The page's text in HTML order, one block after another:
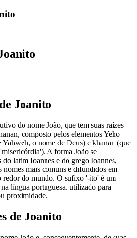
de Joanito
do nome João, que tem suas raízes
composto pelos elementos Yeho
Yahweh, o nome de Deus) e khanan (que
A forma João se
do latim Ioannes e do grego Ioannes,
nomes mais comuns e difundidos em
redor do mundo. O sufixo '-ito' é um
língua portuguesa, utilizado para
proximidade.
de Joanito